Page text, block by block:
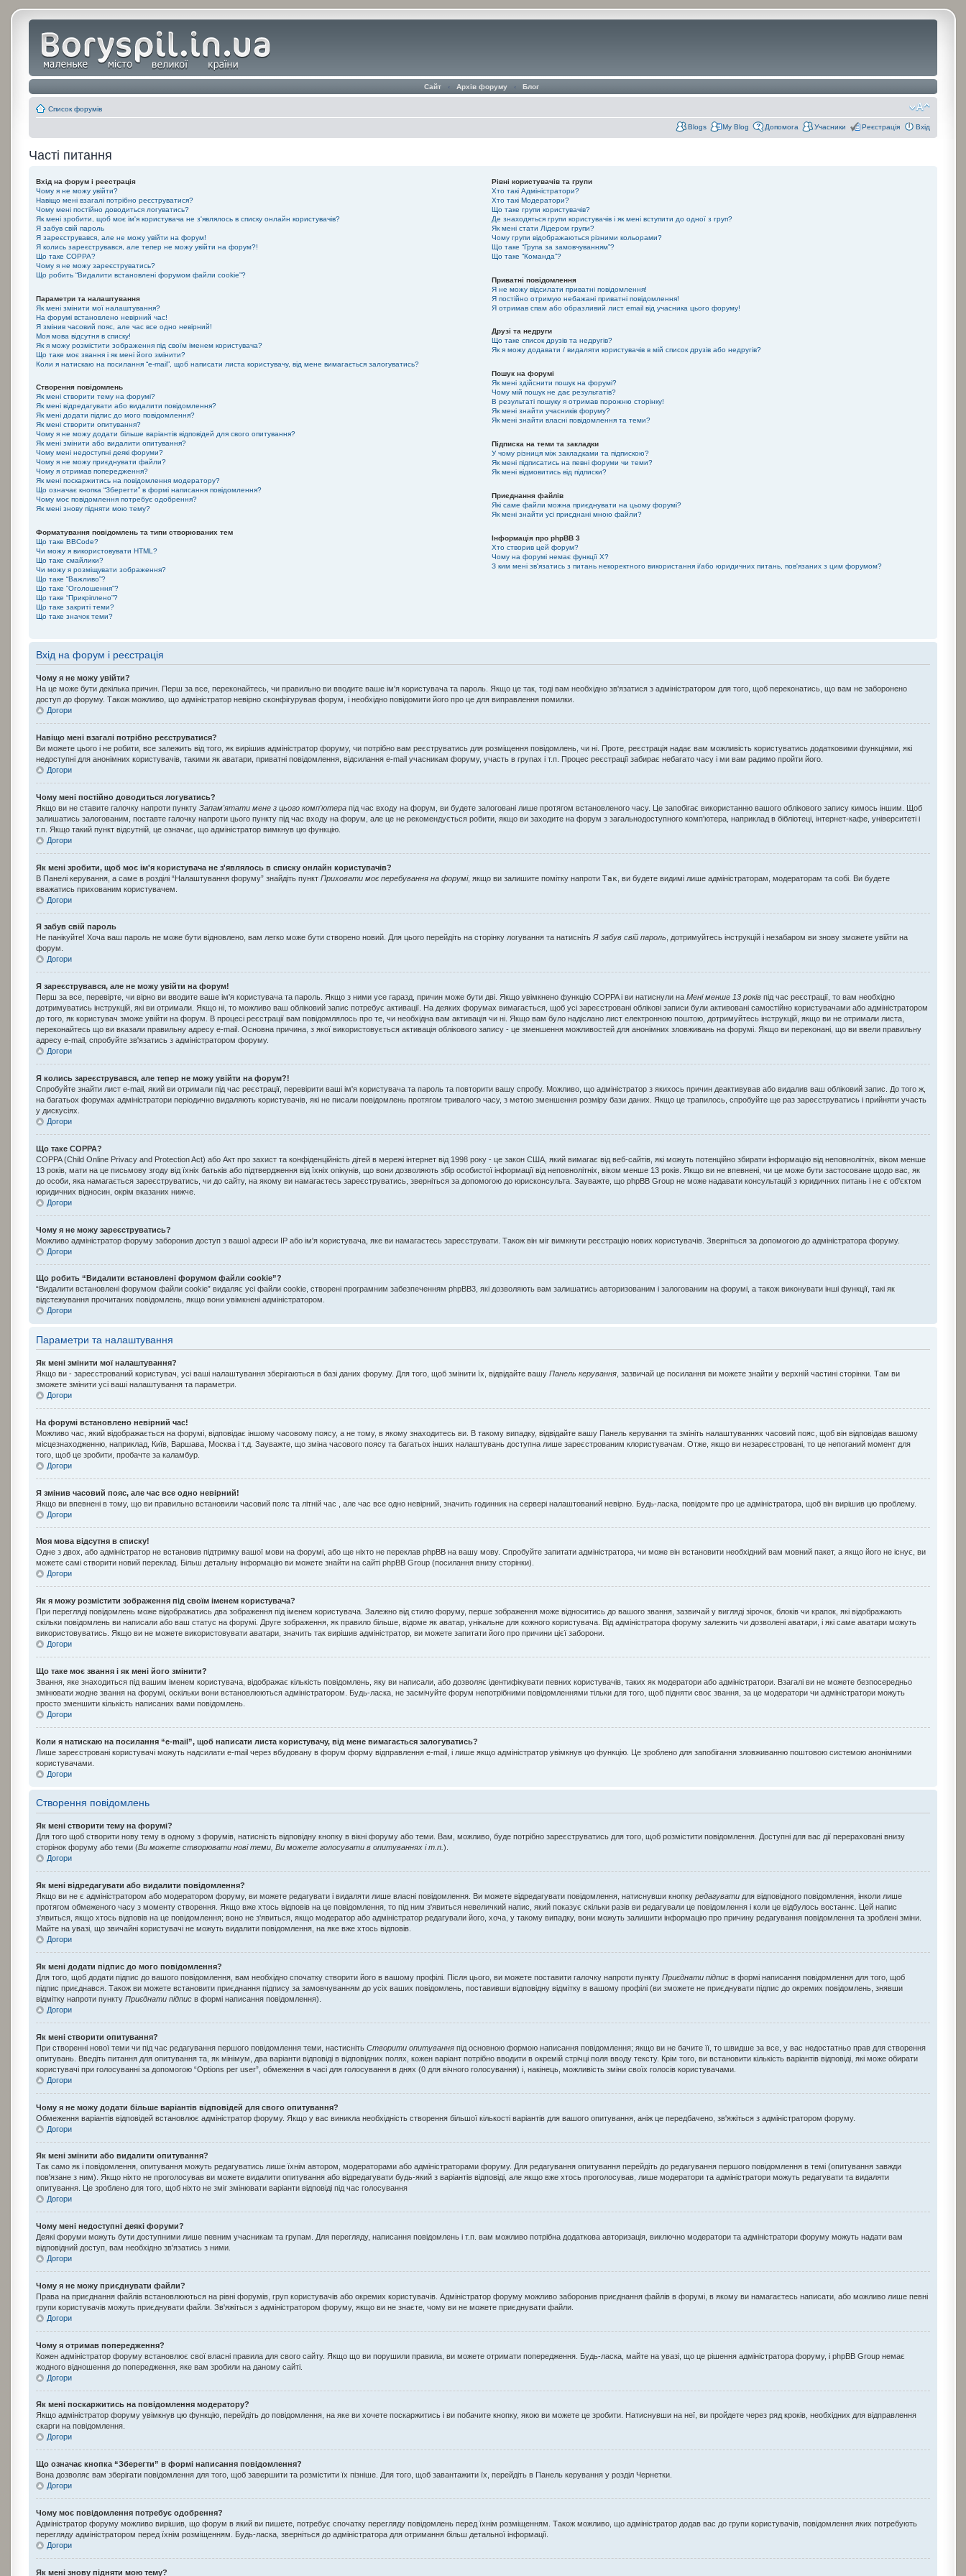
Сайт ‹ Архів форуму ‹ Блог
Список форумів
Blogs My Blog Допомога Учасники Реєстрація Вхід
Часті питання
Вхід на форум і реєстрація
Чому я не можу увійти?
Навіщо мені взагалі потрібно реєструватися?
Чому мені постійно доводиться логуватись?
Як мені зробити, щоб моє ім'я користувача не з'являлось в списку онлайн користувачів?
Я забув свій пароль
Я зареєструвався, але не можу увійти на форум!
Я колись зареєструвався, але тепер не можу увійти на форум?!
Що таке COPPA?
Чому я не можу зареєструватись?
Що робить “Видалити встановлені форумом файли cookie”?
Параметри та налаштування
Як мені змінити мої налаштування?
На форумі встановлено невірний час!
Я змінив часовий пояс, але час все одно невірний!
Моя мова відсутня в списку!
Як я можу розмістити зображення під своїм іменем користувача?
Що таке моє звання і як мені його змінити?
Коли я натискаю на посилання “e-mail”, щоб написати листа користувачу, від мене вимагається залогуватись?
Створення повідомлень
Як мені створити тему на форумі?
Як мені відредагувати або видалити повідомлення?
Як мені додати підпис до мого повідомлення?
Як мені створити опитування?
Чому я не можу додати більше варіантів відповідей для свого опитування?
Як мені змінити або видалити опитування?
Чому мені недоступні деякі форуми?
Чому я не можу приєднувати файли?
Чому я отримав попередження?
Як мені поскаржитись на повідомлення модератору?
Що означає кнопка “Зберегти” в формі написання повідомлення?
Чому моє повідомлення потребує одобрення?
Як мені знову підняти мою тему?
Форматування повідомлень та типи створюваних тем
Що таке BBCode?
Чи можу я використовувати HTML?
Що таке смайлики?
Чи можу я розміщувати зображення?
Що таке “Важливо”?
Що таке “Оголошення”?
Що таке “Прикріплено”?
Що таке закриті теми?
Що таке значок теми?
Рівні користувачів та групи
Хто такі Адміністратори?
Хто такі Модератори?
Що таке групи користувачів?
Де знаходяться групи користувачів і як мені вступити до одної з груп?
Як мені стати Лідером групи?
Чому групи відображаються різними кольорами?
Що таке “Група за замовчуванням”?
Що таке “Команда”?
Приватні повідомлення
Я не можу відсилати приватні повідомлення!
Я постійно отримую небажані приватні повідомлення!
Я отримав спам або образливий лист email від учасника цього форуму!
Друзі та недруги
Що таке список друзів та недругів?
Як я можу додавати / видаляти користувачів в мій список друзів або недругів?
Пошук на форумі
Як мені здійснити пошук на форумі?
Чому мій пошук не дає результатів?
В результаті пошуку я отримав порожню сторінку!
Як мені знайти учасників форуму?
Як мені знайти власні повідомлення та теми?
Підписка на теми та закладки
У чому різниця між закладками та підпискою?
Як мені підписатись на певні форуми чи теми?
Як мені відмовитись від підписки?
Приєднання файлів
Які саме файли можна приєднувати на цьому форумі?
Як мені знайти усі приєднані мною файли?
Інформація про phpBB 3
Хто створив цей форум?
Чому на форумі немає функції X?
З ким мені зв'язатись з питань некоректного використання і/або юридичних питань, пов'язаних з цим форумом?
Вхід на форум і реєстрація
Чому я не можу увійти?
На це може бути декілька причин. Перш за все, переконайтесь, чи правильно ви вводите ваше ім'я користувача та пароль. Якщо це так, тоді вам необхідно зв'язатися з адміністратором для того, щоб переконатись, що вам не заборонено
доступ до форуму. Також можливо, що адміністратор невірно сконфігурував форум, і необхідно повідомити його про це для виправлення помилки.
Догори
Навіщо мені взагалі потрібно реєструватися?
Ви можете цього і не робити, все залежить від того, як вирішив адміністратор форуму, чи потрібно вам реєструватись для розміщення повідомлень, чи ні. Проте, реєстрація надає вам можливість користуватись додатковими функціями, які
недоступні для анонімних користувачів, такими як аватари, приватні повідомлення, відсилання e-mail учасникам форуму, участь в групах і т.п. Процес реєстрації забирає небагато часу і ми вам радимо пройти його.
Догори
Чому мені постійно доводиться логуватись?
Якщо ви не ставите галочку напроти пунктуЗапам'ятати мене з цього комп'ютера під час входу на форум, ви будете залоговані лише протягом встановленого часу. Це запобігає використанню вашого облікового запису кимось іншим. Щоб
залишатись залогованим, поставте галочку напроти цього пункту під час входу на форум, але це не рекомендується робити, якщо ви заходите на форум з загальнодоступного комп'ютера, наприклад в бібліотеці, інтернет-кафе, університеті і
т.п. Якщо такий пункт відсутній, це означає, що адміністратор вимкнув цю функцію.
Догори
Як мені зробити, щоб моє ім'я користувача не з'являлось в списку онлайн користувачів?
В Панелі керування, а саме в розділі “Налаштування форуму” знайдіть пунктПриховати моє перебування на форумі, якщо ви залишите помітку напротиТак , ви будете видимі лише адміністраторам, модераторам та собі. Ви будете
вважатись прихованим користувачем.
Догори
Я забув свій пароль
Не панікуйте! Хоча ваш пароль не може бути відновлено, вам легко може бути створено новий. Для цього перейдіть на сторінку логування та натиснітьЯ забув свій пароль, дотримуйтесь інструкцій і незабаром ви знову зможете увійти на
форум.
Догори
Я зареєструвався, але не можу увійти на форум!
Перш за все, перевірте, чи вірно ви вводите ваше ім'я користувача та пароль. Якщо з ними усе гаразд, причин може бути дві. Якщо увімкнено функцію COPPA і ви натиснули наМені менше 13 років під час реєстрації, то вам необхідно
дотримуватись інструкцій, які ви отримали. Якщо ні, то можливо ваш обліковий запис потребує активації. На деяких форумах вимагається, щоб усі зареєстровані облікові записи були активовані самостійно користувачами або адміністратором
до того, як користувач зможе увійти на форум. В процесі реєстрації вам повідомлялось про те, чи необхідна вам активація чи ні. Якщо вам було надіслано лист електронною поштою, дотримуйтесь інструкцій, якщо ви не отримали листа,
переконайтесь що ви вказали правильну адресу e-mail. Основна причина, з якої використовується активація облікового запису - це зменшення можливостей для анонімних зловживань на форумі. Якщо ви переконані, що ви ввели правильну
адресу e-mail, спробуйте зв'язатись з адміністратором форуму.
Догори
Я колись зареєструвався, але тепер не можу увійти на форум?!
Спробуйте знайти лист e-mail, який ви отримали під час реєстрації, перевірити ваші ім'я користувача та пароль та повторити вашу спробу. Можливо, що адміністратор з якихось причин деактивував або видалив ваш обліковий запис. До того ж,
на багатьох форумах адміністратори періодично видаляють користувачів, які не писали повідомлень протягом тривалого часу, з метою зменшення розміру бази даних. Якщо це трапилось, спробуйте ще раз зареєструватись і прийняти участь
у дискусіях.
Догори
Що таке COPPA?
COPPA (Child Online Privacy and Protection Act) або Акт про захист та конфіденційність дітей в мережі інтернет від 1998 року - це закон США, який вимагає від веб-сайтів, які можуть потенційно збирати інформацію від неповнолітніх, віком менше
13 років, мати на це письмову згоду від їхніх батьків або підтвердження від їхніх опікунів, що вони дозволяють збір особистої інформації від неповнолітніх, віком менше 13 років. Якщо ви не впевнені, чи це може бути застосоване щодо вас, як
до особи, яка намагається зареєструватись, чи до сайту, на якому ви намагаєтесь зареєструватись, зверніться за допомогою до юрисконсульта. Зауважте, що phpBB Group не може надавати консультацій з юридичних питань і не є об'єктом
юридичних відносин, окрім вказаних нижче.
Догори
Чому я не можу зареєструватись?
Можливо адміністратор форуму заборонив доступ з вашої адреси IP або ім'я користувача, яке ви намагаєтесь зареєструвати. Також він міг вимкнути реєстрацію нових користувачів. Зверніться за допомогою до адміністратора форуму.
Догори
Що робить “Видалити встановлені форумом файли cookie”?
“Видалити встановлені форумом файли cookie” видаляє усі файли cookie, створені програмним забезпеченням phpBB3, які дозволяють вам залишатись авторизованим і залогованим на форумі, а також виконувати інші функції, такі як
відстежування прочитаних повідомлень, якщо вони увімкнені адміністратором.
Догори
Параметри та налаштування
Як мені змінити мої налаштування?
Якщо ви - зареєстрований користувач, усі ваші налаштування зберігаються в базі даних форуму. Для того, щоб змінити їх, відвідайте вашуПанель керування , зазвичай це посилання ви можете знайти у верхній частині сторінки. Там ви
зможете змінити усі ваші налаштування та параметри.
Догори
На форумі встановлено невірний час!
Можливо час, який відображається на форумі, відповідає іншому часовому поясу, а не тому, в якому знаходитесь ви. В такому випадку, відвідайте вашу Панель керування та змініть налаштуваннях часовий пояс, щоб він відповідав вашому
місцезнаходженню, наприклад, Київ, Варшава, Москва і т.д. Зауважте, що зміна часового поясу та багатьох інших налаштувань доступна лише зареєстрованим клористувачам. Отже, якщо ви незареєстровані, то це непоганий момент для
того, щоб це зробити, пробачте за каламбур.
Догори
Я змінив часовий пояс, але час все одно невірний!
Якщо ви впевнені в тому, що ви правильно встановили часовий пояс та літній час , але час все одно невірний, значить годинник на сервері налаштований невірно. Будь-ласка, повідомте про це адміністратора, щоб він вирішив цю проблему.
Догори
Моя мова відсутня в списку!
Одне з двох, або адміністратор не встановив підтримку вашої мови на форумі, або ще ніхто не переклав phpBB на вашу мову. Спробуйте запитати адміністратора, чи може він встановити необхідний вам мовний пакет, а якщо його не існує, ви
можете самі створити новий переклад. Більш детальну інформацію ви можете знайти на сайті phpBB Group (посилання внизу сторінки).
Догори
Як я можу розмістити зображення під своїм іменем користувача?
При перегляді повідомлень може відображатись два зображення під іменем користувача. Залежно від стилю форуму, перше зображення може відноситись до вашого звання, зазвичай у вигляді зірочок, блоків чи крапок, які відображають
скільки повідомлень ви написали або ваш статус на форумі. Друге зображення, як правило більше, відоме як аватар, унікальне для кожного користувача. Від адміністратора форуму залежить чи дозволені аватари, і які саме аватари можуть
використовуватись. Якщо ви не можете використовувати аватари, значить так вирішив адміністратор, ви можете запитати його про причини цієї заборони.
Догори
Що таке моє звання і як мені його змінити?
Звання, яке знаходиться під вашим іменем користувача, відображає кількість повідомлень, яку ви написали, або дозволяє ідентифікувати певних користувачів, таких як модератори або адміністратори. Взагалі ви не можете безпосередньо
змінювати жодне звання на форумі, оскільки вони встановлюються адміністратором. Будь-ласка, не засмічуйте форум непотрібними повідомленнями тільки для того, щоб підняти своє звання, за це модератори чи адміністратори можуть
просто зменшити кількість написаних вами повідомлень.
Догори
Коли я натискаю на посилання “e-mail”, щоб написати листа користувачу, від мене вимагається залогуватись?
Лише зареєстровані користувачі можуть надсилати e-mail через вбудовану в форум форму відправлення e-mail, і лише якщо адміністратор увімкнув цю функцію. Це зроблено для запобігання зловживанню поштовою системою анонімними
користувачами.
Догори
Створення повідомлень
Як мені створити тему на форумі?
Для того щоб створити нову тему в одному з форумів, натисність відповідну кнопку в вікні форуму або теми. Вам, можливо, буде потрібно зареєструватись для того, щоб розмістити повідомлення. Доступні для вас дії перераховані внизу
сторінок форуму або теми (Ви можете створювати нові теми, Ви можете голосувати в опитуваннях і т.п.).
Догори
Як мені відредагувати або видалити повідомлення?
Якщо ви не є адміністратором або модератором форуму, ви можете редагувати і видаляти лише власні повідомлення. Ви можете відредагувати повідомлення, натиснувши кнопкуредагувати для відповідного повідомлення, інколи лише
протягом обмеженого часу з моменту створення. Якщо вже хтось відповів на це повідомлення, то під ним з'явиться невеличкий напис, який показує скільки разів ви редагували це повідомлення і коли це відбулось востаннє. Цей напис
з'явиться, якщо хтось відповів на це повідомлення; воно не з'явиться, якщо модератор або адміністратор редагували його, хоча, у такому випадку, вони можуть залишити інформацію про причину редагування повідомлення та зроблені зміни.
Майте на увазі, що звичайні користувачі не можуть видалити повідомлення, на яке вже хтось відповів.
Догори
Як мені додати підпис до мого повідомлення?
Для того, щоб додати підпис до вашого повідомлення, вам необхідно спочатку створити його в вашому профілі. Після цього, ви можете поставити галочку напроти пунктуПриєднати підпис в формі написання повідомлення для того, щоб
підпис приєднався. Також ви можете встановити приєднання підпису за замовчуванням до усіх ваших повідомлень, поставивши відповідну відмітку в вашому профілі (ви зможете не приєднувати підпис до окремих повідомлень, знявши
відмітку напроти пунктуПриєднати підпис в формі написання повідомлення).
Догори
Як мені створити опитування?
При створенні нової теми чи під час редагування першого повідомлення теми, настиснітьСтворити опитування під основною формою написання повідомлення; якщо ви не бачите її, то швидше за все, у вас недостатньо прав для створення
опитувань. Введіть питання для опитування та, як мінімум, два варіанти відповіді в відповідних полях, кожен варіант потрібно вводити в окремій стрічці поля вводу тексту. Крім того, ви встановити кількість варіантів відповіді, які може обирати
користувачі при голосуванні за допомогою “Options per user”, обмеження в часі для голосування в днях (0 для вічного голосування) і, накінець, можливість зміни своїх голосів користувачами.
Догори
Чому я не можу додати більше варіантів відповідей для свого опитування?
Обмеження варіантів відповідей встановлює адміністратор форуму. Якщо у вас виникла необхідність створення більшої кількості варіантів для вашого опитування, аніж це передбачено, зв'яжіться з адміністратором форуму.
Догори
Як мені змінити або видалити опитування?
Так само як і повідомлення, опитування можуть редагуватись лише їхнім автором, модераторами або адміністраторами форуму. Для редагування опитування перейдіть до редагування першого повідомлення в темі (опитування завжди
пов'язане з ним). Якщо ніхто не проголосував ви можете видалити опитування або відредагувати будь-який з варіантів відповіді, але якщо вже хтось проголосував, лише модератори та адміністратори можуть редагувати та видаляти
опитування. Це зроблено для того, щоб ніхто не зміг змінювати варіанти відповіді під час голосування
Догори
Чому мені недоступні деякі форуми?
Деякі форуми можуть бути доступними лише певним учасникам та групам. Для перегляду, написання повідомлень і т.п. вам можливо потрібна додаткова авторизація, виключно модератори та адміністратори форуму можуть надати вам
відповідний доступ, вам необхідно зв'язатись з ними.
Догори
Чому я не можу приєднувати файли?
Права на приєднання файлів встановлюються на рівні форумів, груп користувачів або окремих користувачів. Адміністратор форуму можливо заборонив приєднання файлів в форумі, в якому ви намагаєтесь написати, або можливо лише певні
групи користувачів можуть приєднувати файли. Зв'яжіться з адміністратором форуму, якщо ви не знаєте, чому ви не можете приєднувати файли.
Догори
Чому я отримав попередження?
Кожен адміністратор форуму встановлює свої власні правила для свого сайту. Якщо що ви порушили правила, ви можете отримати попередження. Будь-ласка, майте на увазі, що це рішення адміністратора форуму, і phpBB Group немає
жодного відношення до попередження, яке вам зробили на даному сайті.
Догори
Як мені поскаржитись на повідомлення модератору?
Якщо адміністратор форуму увімкнув цю функцію, перейдіть до повідомлення, на яке ви хочете поскаржитись і ви побачите кнопку, якою ви можете це зробити. Натиснувши на неї, ви пройдете через ряд кроків, необхідних для відправлення
скарги на повідомлення.
Догори
Що означає кнопка “Зберегти” в формі написання повідомлення?
Вона дозволяє вам зберігати повідомлення для того, щоб завершити та розмістити їх пізніше. Для того, щоб завантажити їх, перейдіть в Панель керування у розділ Чернетки.
Догори
Чому моє повідомлення потребує одобрення?
Адміністратор форуму можливо вирішив, що форум в який ви пишете, потребує спочатку перегляду повідомлень перед їхнім розміщенням. Також можливо, що адміністратор додав вас до групи користувачів, повідомлення яких потребують
перегляду адміністратором перед їхнім розміщенням. Будь-ласка, зверніться до адміністратора для отримання більш детальної інформації.
Догори
Як мені знову підняти мою тему?